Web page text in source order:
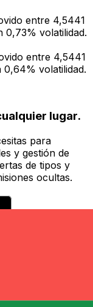
entre 4,5441
volatilidad.
entre 4,5441
volatilidad.
lugar.
para
y gestión de
de tipos y
ocultas.